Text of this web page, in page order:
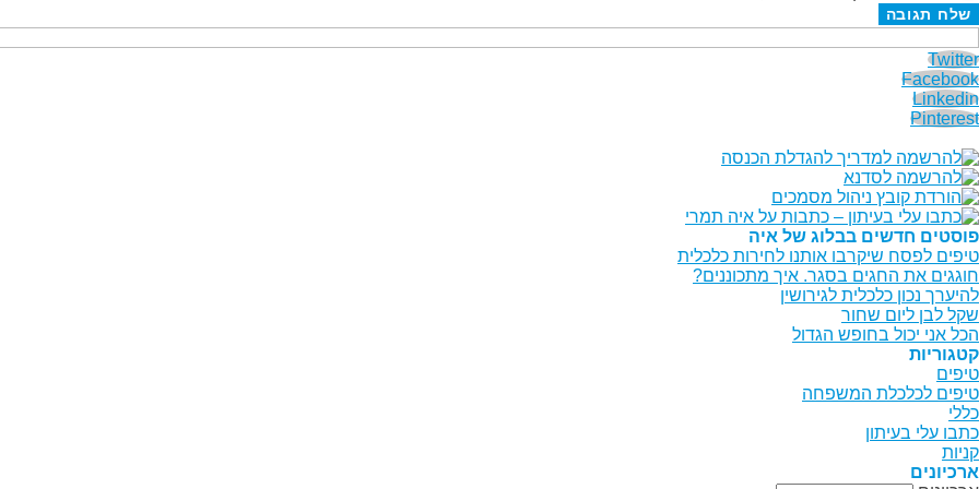
Twitter
Facebook
Linkedin
Pinterest
פוסטים חדשים בבלוג של איה
טיפים לפסח שיקרבו אותנו לחירות כלכלית
חוגגים את החגים בסגר. איך מתכוננים?
להיערך נכון כלכלית לגירושין
שקל לבן ליום שחור
הכל אני יכול בחופש הגדול
קטגוריות
טיפים
טיפים לכלכלת המשפחה
כללי
כתבו עלי בעיתון
קניות
ארכיונים